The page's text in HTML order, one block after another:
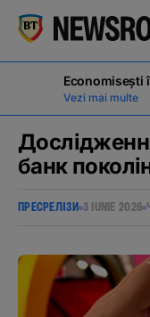
ПРЕСРЕЛІЗИ
ВІХИ
Economisești
Vezi mai multe
банк
ПРЕСРЕЛІЗИ 3 IUNIE 2026